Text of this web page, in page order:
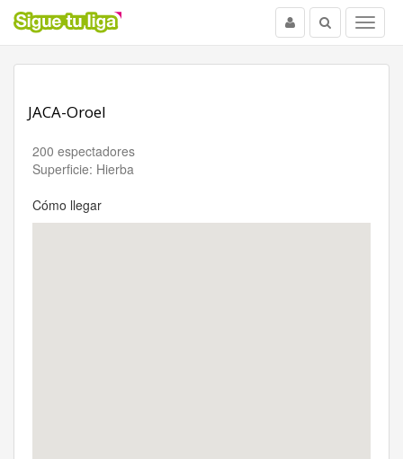
Menu
Buscar
Usuario
JACA-Oroel
200 espectadores
Superficie: Hierba
Cómo llegar